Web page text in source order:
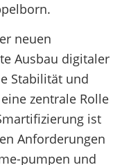
neuen
Ausbau digitaler
Stabilität und
zentrale Rolle
ist
Anforderungen
pumpen und